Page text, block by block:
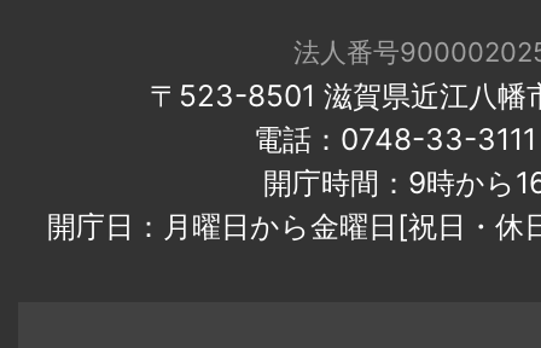
法人番号
〒523-8501 滋賀県近江八幡
電話：0748-33-
開庁時間：9時から
開庁日：月曜日から金曜日[祝日・